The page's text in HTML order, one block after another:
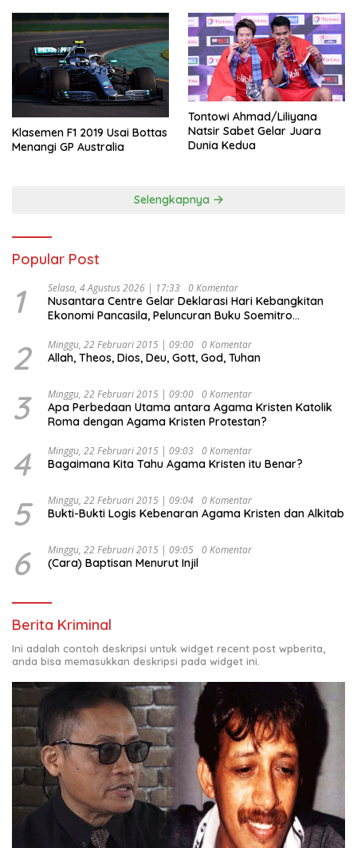
Klasemen F1 2019 Usai Bottas
Menangi GP Australia
Tontowi Ahmad/Liliyana
Natsir Sabet Gelar Juara
Dunia Kedua
Selengkapnya
Popular Post
1 Selasa, 4 Agustus 2026 | 17:33 0 Komentar
Nusantara Centre Gelar Deklarasi Hari Kebangkitan
Ekonomi Pancasila, Peluncuran Buku Soemitro
Ekonomi Politik Indonesia) & Simposium Nasional
“Urgensi Undang-Undang Perekonomian Nasional dan
Indonesia Emas 2045”,
2 Minggu, 22 Februari 2015 | 09:00 0 Komentar
Allah, Theos, Dios, Deu, Gott, God, Tuhan
3 Minggu, 22 Februari 2015 | 09:00 0 Komentar
Apa Perbedaan Utama antara Agama Kristen Katolik
Roma dengan Agama Kristen Protestan?
4 Minggu, 22 Februari 2015 | 09:03 0 Komentar
Bagaimana Kita Tahu Agama Kristen itu Benar?
5 Minggu, 22 Februari 2015 | 09:04 0 Komentar
Bukti-Bukti Logis Kebenaran Agama Kristen dan Alkitab
6 Minggu, 22 Februari 2015 | 09:05 0 Komentar
(Cara) Baptisan Menurut Injil
Berita Kriminal
Ini adalah contoh deskripsi untuk widget recent post wpberita,
anda bisa memasukkan deskripsi pada widget ini.